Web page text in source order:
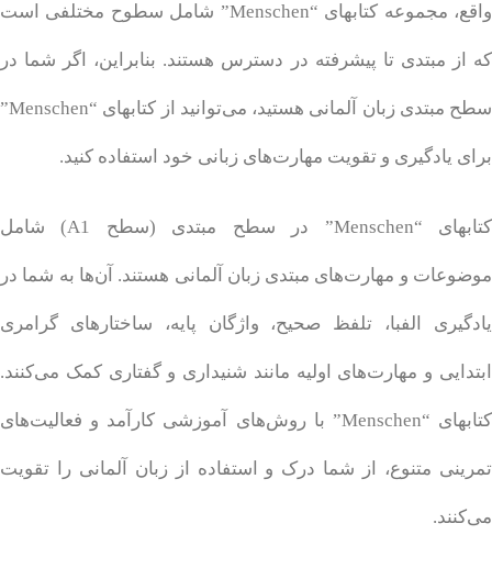
واقع، مجموعه کتابهای “Menschen” شامل سطوح مختلفی است
که از مبتدی تا پیشرفته در دسترس هستند. بنابراین، اگر شما در
سطح مبتدی زبان آلمانی هستید، می‌توانید از کتابهای “Menschen”
برای یادگیری و تقویت مهارت‌های زبانی خود استفاده کنید.
کتابهای “Menschen” در سطح مبتدی (سطح A1) شامل
موضوعات و مهارت‌های مبتدی زبان آلمانی هستند. آن‌ها به شما در
یادگیری الفبا، تلفظ صحیح، واژگان پایه، ساختارهای گرامری
ابتدایی و مهارت‌های اولیه مانند شنیداری و گفتاری کمک می‌کنند.
کتابهای “Menschen” با روش‌های آموزشی کارآمد و فعالیت‌های
تمرینی متنوع، از شما درک و استفاده از زبان آلمانی را تقویت
می‌کنند.